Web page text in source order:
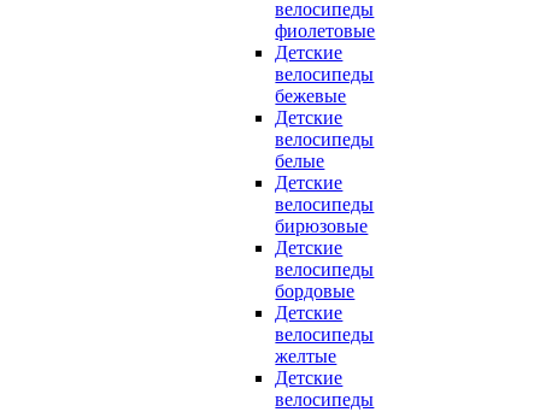
велосипеды
фиолетовые
Детские
велосипеды
бежевые
Детские
велосипеды
белые
Детские
велосипеды
бирюзовые
Детские
велосипеды
бордовые
Детские
велосипеды
желтые
Детские
велосипеды